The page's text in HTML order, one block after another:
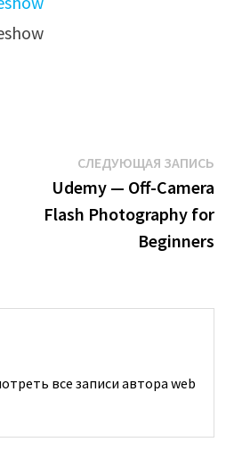
СЛЕДУЮЩАЯ ЗАПИСЬ
Udemy — Off-Camera
Flash Photography for
Beginners
все записи автора web